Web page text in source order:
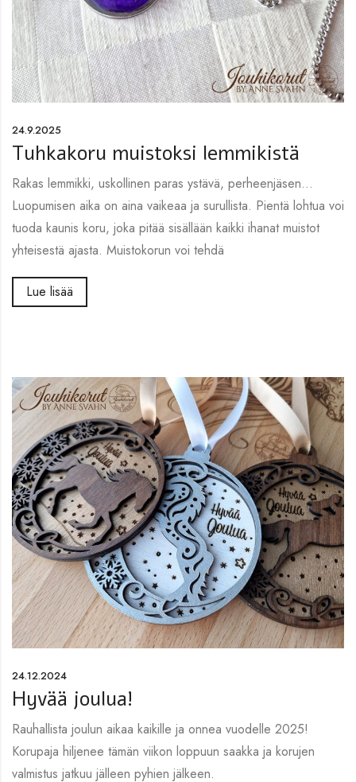
24.9.2025
Tuhkakoru muistoksi lemmikistä
Rakas lemmikki, uskollinen paras ystävä, perheenjäsen…
Luopumisen aika on aina vaikeaa ja surullista. Pientä lohtua voi
tuoda kaunis koru, joka pitää sisällään kaikki ihanat muistot
yhteisestä ajasta. Muistokorun voi tehdä
Lue lisää
24.12.2024
Hyvää joulua!
Rauhallista joulun aikaa kaikille ja onnea vuodelle 2025!
Korupaja hiljenee tämän viikon loppuun saakka ja korujen
valmistus jatkuu jälleen pyhien jälkeen.